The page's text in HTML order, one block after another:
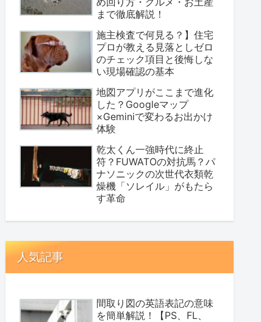
まで徹底解説！
施主検査で何見る？】住宅
プロが教える見落としゼロ
のチェック項目と後悔しな
い現場確認の基本
地図アプリがここまで進化
した？Googleマップ
×Geminiで変わるお出かけ
体験
乾太くん一強時代に終止
符？FUWATOの対抗馬？パ
ナソニックの次世代衣類乾
燥機「ソレイル」がもたら
す革命
人気記事
間取り図の英語表記の意味
を簡単解説！【PS、FL、